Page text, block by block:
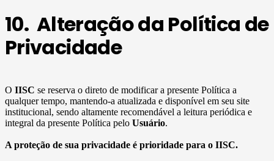
10. Alteração da Política de
Privacidade
O IISC se reserva o direto de modificar a presente Política a
qualquer tempo, mantendo-a atualizada e disponível em seu site
institucional, sendo altamente recomendável a leitura periódica e
integral da presente Política pelo Usuário.
A proteção de sua privacidade é prioridade para o IISC.